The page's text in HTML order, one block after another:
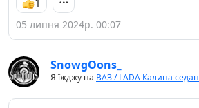
05 липня 2024р. 00:07
SnowgOons_
Я їжджу на ВАЗ / LADA Калина седан